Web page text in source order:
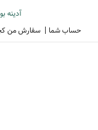
آدینه
حساب شما
سفارش من